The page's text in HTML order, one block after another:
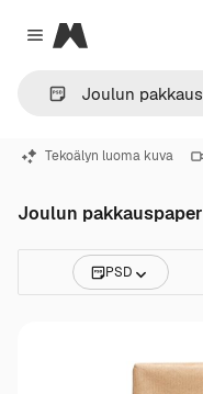
Close menu
Magnific
Tekoälyn luoma kuva
Joulun
PSD